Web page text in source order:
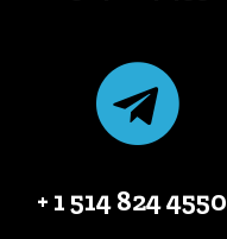
4550 824 514 1 +